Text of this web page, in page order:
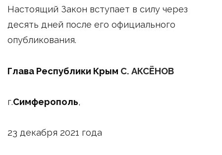
Настоящий Закон вступает в силу через
десять дней после его официального
опубликования.
Глава Республики Крым С. АКСЁНОВ
г.Симферополь,
23 декабря 2021 года